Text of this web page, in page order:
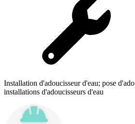
Installation d'adoucisseur d'eau; pose
installations d'adoucisseurs d'eau